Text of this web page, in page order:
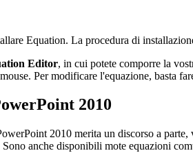
Equation. La procedura di
Editor, in cui potete comporre la
Per modificare l'equazione, basta
2010
2010 merita un discorso a
Sono anche disponibili mote equazioni